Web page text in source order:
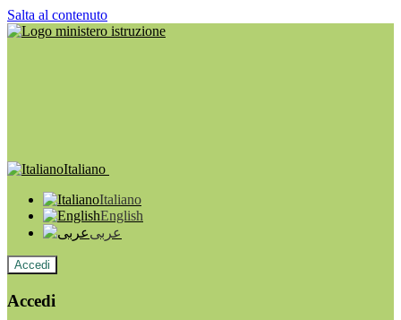
Salta al contenuto
Italiano
Italiano
English
عربى
Accedi
Accedi